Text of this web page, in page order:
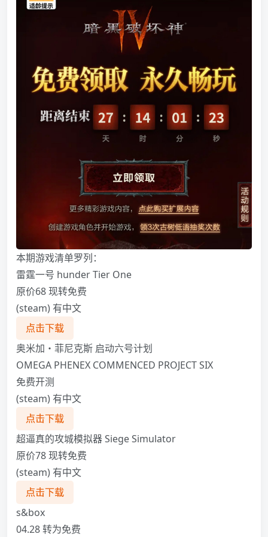
本期游戏清单罗列：
雷霆一号 hunder Tier One
原价68 现转免费
(steam) 有中文
点击下载
奥米加・菲尼克斯 启动六号计划
OMEGA PHENEX COMMENCED PROJECT SIX
免费开测
(steam) 有中文
点击下载
超逼真的攻城模拟器 Siege Simulator
原价78 现转免费
(steam) 有中文
点击下载
s&box
04.28 转为免费